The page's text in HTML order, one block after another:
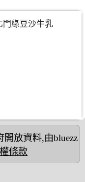
門綠豆沙牛乳
放資料,由bluezz
條款